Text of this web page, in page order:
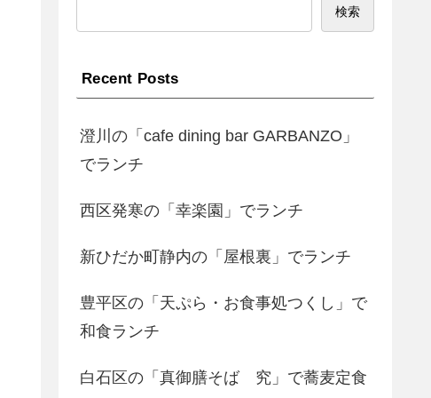
検索
Recent Posts
澄川の「cafe dining bar GARBANZO」
でランチ
西区発寒の「幸楽園」でランチ
新ひだか町静内の「屋根裏」でランチ
豊平区の「天ぷら・お食事処つくし」で
和食ランチ
白石区の「真御膳そば 究」で蕎麦定食